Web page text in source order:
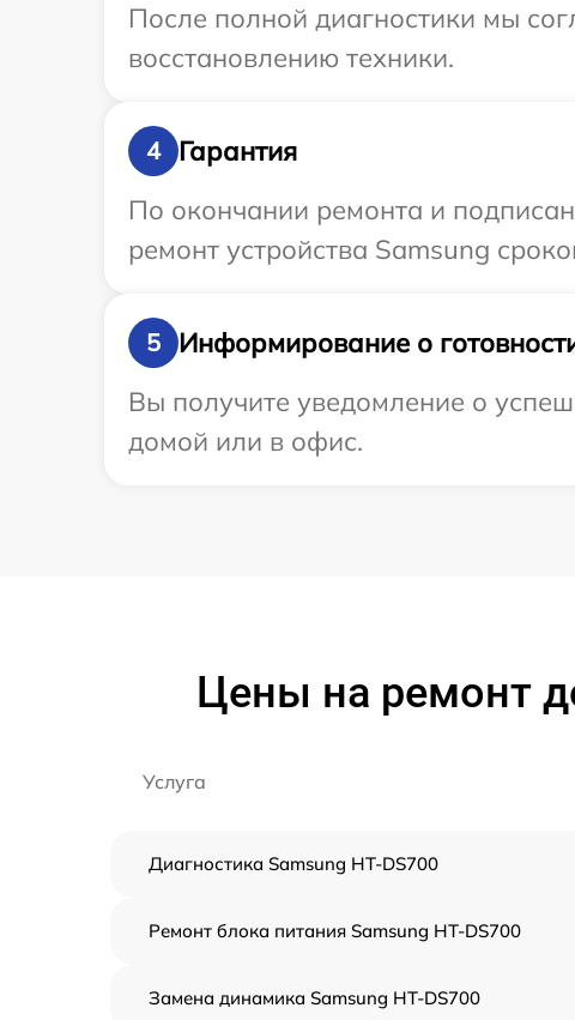
После полной диагностики мы
восстановлению техники.
4
Гарантия
По окончании ремонта и
ремонт устройства Samsung
5
Информирование о
Вы получите уведомление о
домой или в офис.
Цены на ремонт
Услуга
Диагностика Samsung HT-DS700
Ремонт блока питания Samsung HT-DS700
Замена динамика Samsung HT-DS700